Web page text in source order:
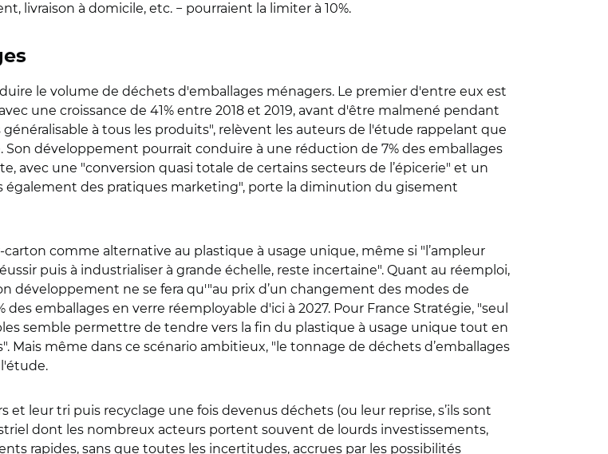
livraison à domicile, etc. − pourraient la limiter à 10%.
le volume de déchets d'emballages ménagers. Le premier d'entre eux est
une croissance de 41% entre 2018 et 2019, avant d'être malmené pendant
généralisable à tous les produits", relèvent les auteurs de l'étude rappelant que
développement pourrait conduire à une réduction de 7% des emballages
avec une "conversion quasi totale de certains secteurs de l’épicerie" et un
des pratiques marketing", porte la diminution du gisement
comme alternative au plastique à usage unique, même si "l’ampleur
puis à industrialiser à grande échelle, reste incertaine". Quant au réemploi,
développement ne se fera qu'"au prix d’un changement des modes de
emballages en verre réemployable d'ici à 2027. Pour France Stratégie, "seul
semble permettre de tendre vers la fin du plastique à usage unique tout en
même dans ce scénario ambitieux, "le tonnage de déchets d’emballages
leur tri puis recyclage une fois devenus déchets (ou leur reprise, s’ils sont
dont les nombreux acteurs portent souvent de lourds investissements,
rapides, sans que toutes les incertitudes, accrues par les possibilités